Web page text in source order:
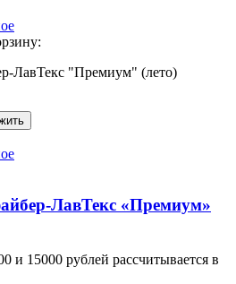
ЛавТекс "Премиум" (лето)
ЛавТекс «Премиум»
и 15000 рублей рассчитывается в